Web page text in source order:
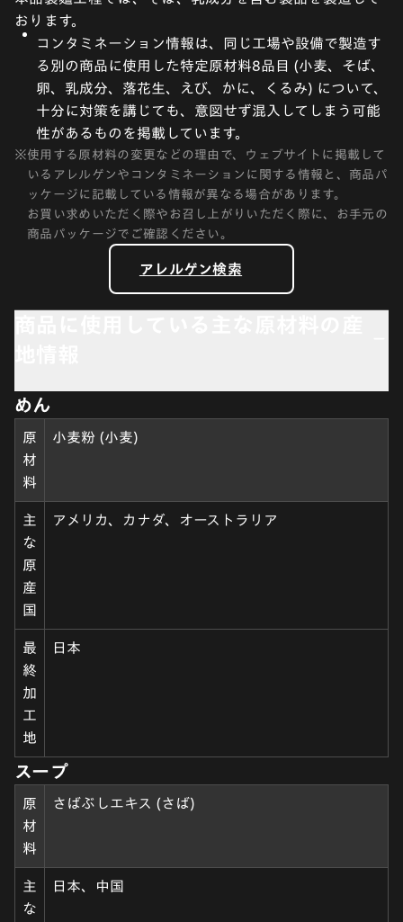
おります。
コンタミネーション情報は、同じ工場や設備で製造す
る別の商品に使用した特定原材料8品目 (小麦、そば、
卵、乳成分、落花生、えび、かに、くるみ) について、
十分に対策を講じても、意図せず混入してしまう可能
性があるものを掲載しています。
※使用する原材料の変更などの理由で、ウェブサイトに掲載して
いるアレルゲンやコンタミネーションに関する情報と、商品パ
ッケージに記載している情報が異なる場合があります。
お買い求めいただく際やお召し上がりいただく際に、お手元の
商品パッケージでご確認ください。
アレルゲン検索
めん
原
材
料
小麦粉 (小麦)
主
な
原
産
国
アメリカ、カナダ、オーストラリア
最
終
加
工
地
日本
スープ
原
材
料
さばぶしエキス (さば)
主
な
日本、中国